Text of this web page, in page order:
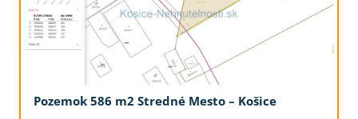
Pozemok 586 m2 Stredné Mesto – Košice